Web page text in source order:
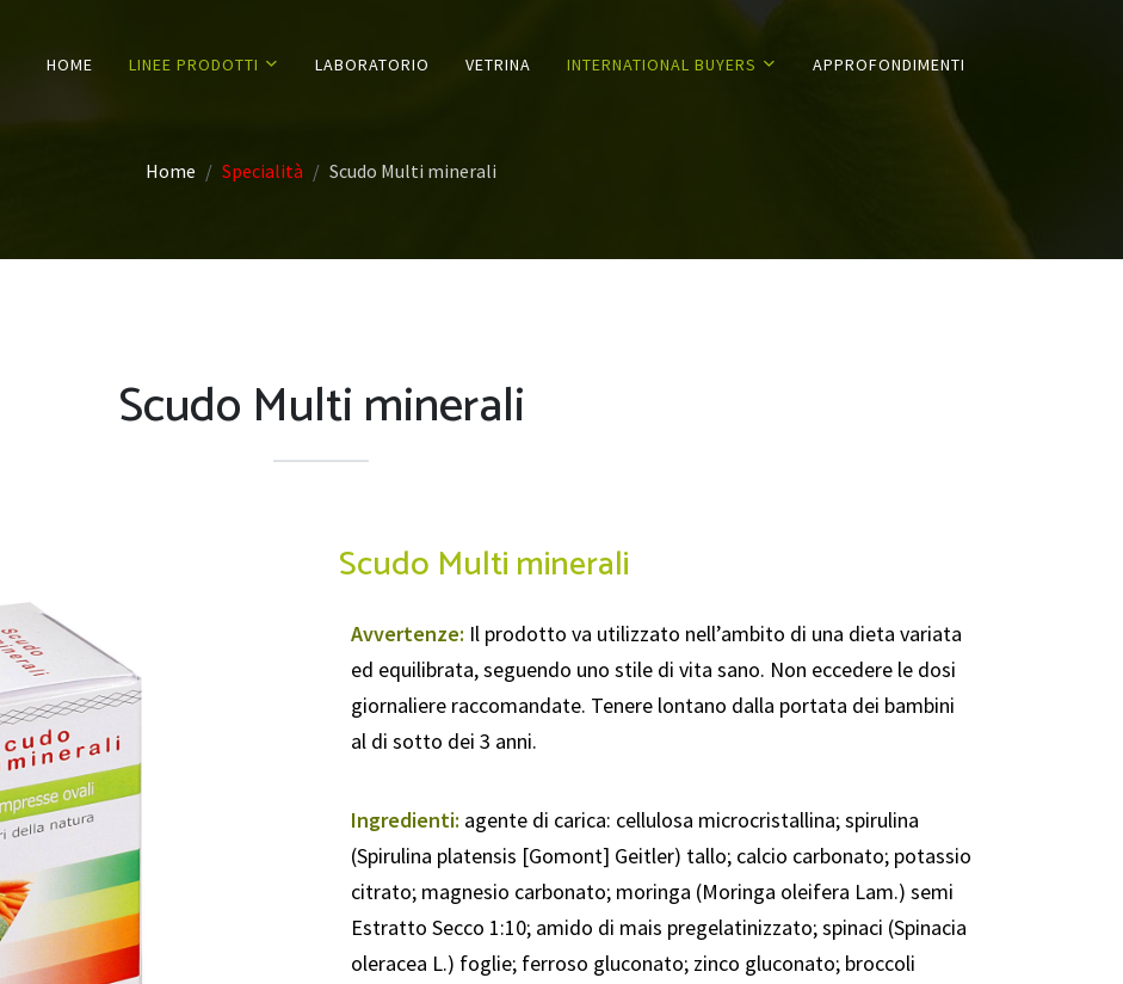
HOME LINEE PRODOTTI LABORATORIO VETRINA INTERNATIONAL BUYERS APPROFONDIMENTI
Home Specialità Scudo Multi minerali
Scudo Multi minerali
Scudo Multi minerali
Avvertenze: Il prodotto va utilizzato nell’ambito di una dieta variata
ed equilibrata, seguendo uno stile di vita sano. Non eccedere le dosi
giornaliere raccomandate. Tenere lontano dalla portata dei bambini
al di sotto dei 3 anni.
Ingredienti: agente di carica: cellulosa microcristallina; spirulina
(Spirulina platensis [Gomont] Geitler) tallo; calcio carbonato; potassio
citrato; magnesio carbonato; moringa (Moringa oleifera Lam.) semi
Estratto Secco 1:10; amido di mais pregelatinizzato; spinaci (Spinacia
oleracea L.) foglie; ferroso gluconato; zinco gluconato; broccoli